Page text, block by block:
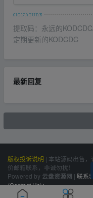
提取码：永远的
定期更新的KODCDC
最新回复
版权投诉说明 | 本站源码出售，
价邮箱联系，非诚勿扰！
Powered by 云盘资源网 | 联系
(Contact Us)：
siteone@qq.com